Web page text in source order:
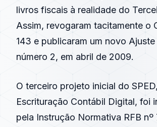
livros fiscais à realidade do
Assim, revogaram tacitamente o
143 e publicaram um novo Ajuste
número 2, em abril de 2009.
O terceiro projeto inicial do SPED
Escrituração Contábil Digital, foi
pela Instrução Normativa RFB nº